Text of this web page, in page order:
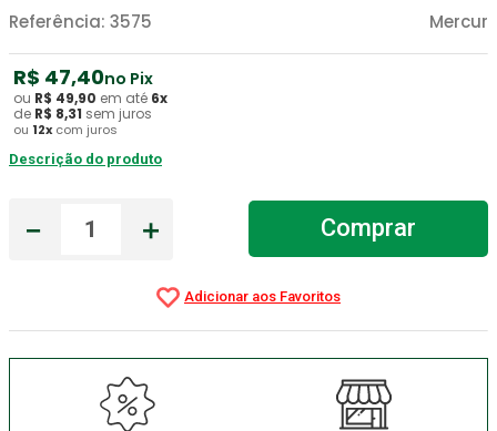
Mercur
Referência: 3575
R$ 47,40no Pix
ou R$ 49,90 em até 6x
de R$ 8,31 sem juros
ou 12x com juros
Descrição do produto
＋
－ Comprar
3º Luva Latex
4º Littmann
5 º Estetoscopio Littmann
6º Aparelho Pressão
7º Absorvente Geriatrico
Cadeira Banho